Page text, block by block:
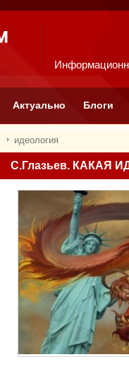
Актуально Блоги
идеология
С.Глазьев. КАКАЯ